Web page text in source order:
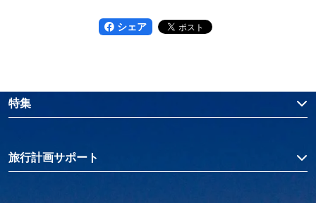
シェア
特集
旅行計画サポート